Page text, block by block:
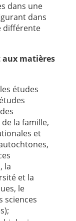
dans une
dans
différente
aux matières
études
la famille,
et
la
et la
le
sciences